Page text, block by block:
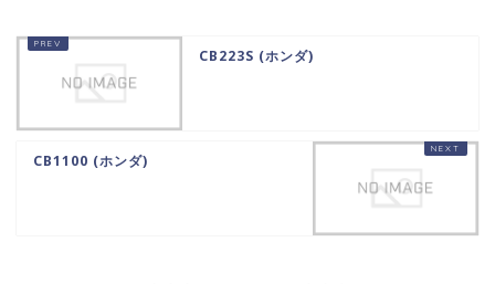
CB223S (ホンダ)
CB1100 (ホンダ)